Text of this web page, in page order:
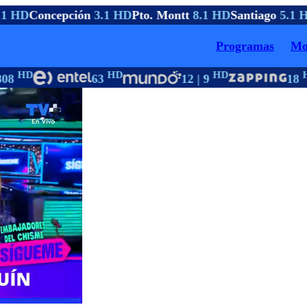
HDConcepción3.1 HDPto. Montt8.1 HDSantiago5.1
Programas
HD 63HD 12 | 9HD 18